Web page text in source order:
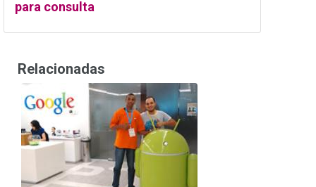
para consulta
Relacionadas